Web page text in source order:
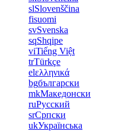
slSlovenščina
fisuomi
svSvenska
sqShqipe
viTiếng Việt
trTürkçe
elελληνικά
bgбългарски
mkМакедонски
ruРусский
srСрпски
ukУкраїнська